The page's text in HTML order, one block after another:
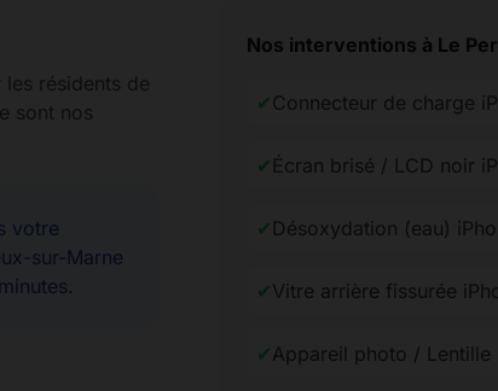
résidents de
sont nos
votre
sur-Marne
Nos interventions à Le
✔Connecteur de charge
✔ Écran brisé / LCD noir
✔ Désoxydation (eau)
✔Vitre arrière fissurée
✔Appareil photo / Lentille